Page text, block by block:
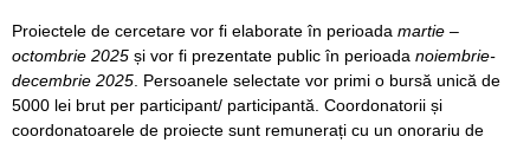
Proiectele de cercetare vor fi elaborate în perioada martie –
octombrie 2025 și vor fi prezentate public în perioada noiembrie-
decembrie 2025 . Persoanele selectate vor primi o bursă unică de
5000 lei brut per participant/ participantă. Coordonatorii și
coordonatoarele de proiecte sunt remunerați cu un onorariu de